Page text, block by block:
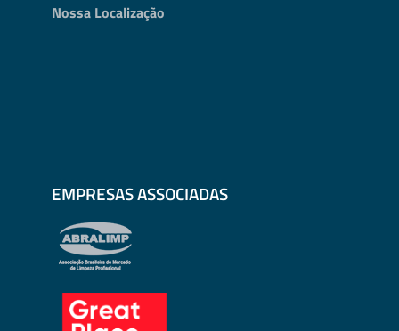
Nossa Localização
EMPRESAS ASSOCIADAS